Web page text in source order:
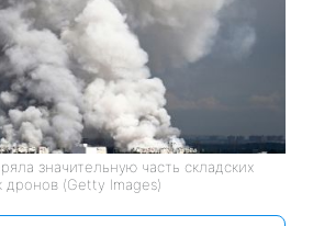
значительную часть складских
дронов (Getty Images)